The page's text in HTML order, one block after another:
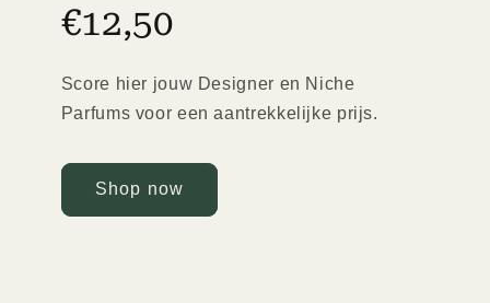
€12,50
Score hier jouw Designer en Niche
Parfums voor een aantrekkelijke prijs.
Shop now